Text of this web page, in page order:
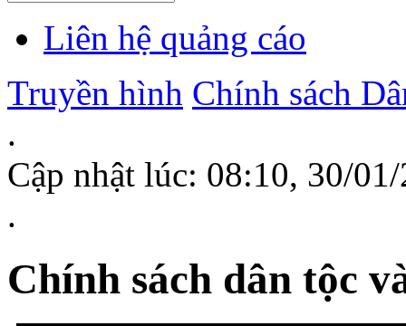
Liên hệ quảng cáo
Truyền hình Chính sách
.
Cập nhật lúc: 08:10, 30/
.
Chính sách dân tộc